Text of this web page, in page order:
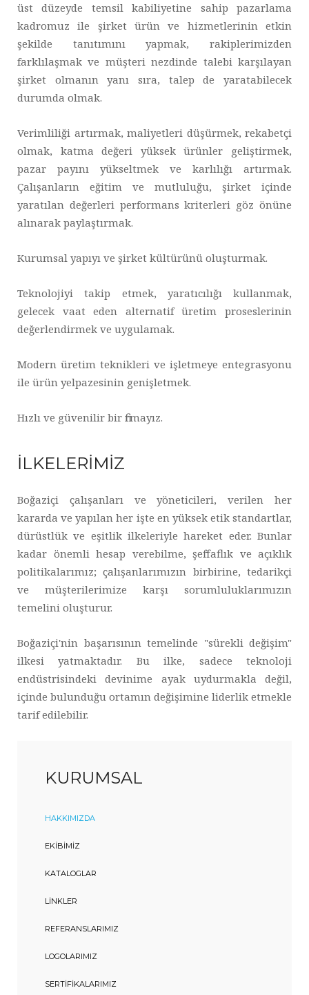
üst düzeyde temsil kabiliyetine sahip pazarlama
kadromuz ile şirket ürün ve hizmetlerinin etkin
şekilde tanıtımını yapmak, rakiplerimizden
farklılaşmak ve müşteri nezdinde talebi karşılayan
şirket olmanın yanı sıra, talep de yaratabilecek
durumda olmak.
Verimliliği artırmak, maliyetleri düşürmek, rekabetçi
olmak, katma değeri yüksek ürünler geliştirmek,
pazar payını yükseltmek ve karlılığı artırmak.
Çalışanların eğitim ve mutluluğu, şirket içinde
yaratılan değerleri performans kriterleri göz önüne
alınarak paylaştırmak.
Kurumsal yapıyı ve şirket kültürünü oluşturmak.
Teknolojiyi takip etmek, yaratıcılığı kullanmak,
gelecek vaat eden alternatif üretim proseslerinin
değerlendirmek ve uygulamak.
Modern üretim teknikleri ve işletmeye entegrasyonu
ile ürün yelpazesinin genişletmek.
Hızlı ve güvenilir bir firmayız.
İLKELERİMİZ
Boğaziçi çalışanları ve yöneticileri, verilen her
kararda ve yapılan her işte en yüksek etik standartlar,
dürüstlük ve eşitlik ilkeleriyle hareket eder. Bunlar
kadar önemli hesap verebilme, şeffaflık ve açıklık
politikalarımız; çalışanlarımızın birbirine, tedarikçi
ve müşterilerimize karşı sorumluluklarımızın
temelini oluşturur.
Boğaziçi'nin başarısının temelinde "sürekli değişim"
ilkesi yatmaktadır. Bu ilke, sadece teknoloji
endüstrisindeki devinime ayak uydurmakla değil,
içinde bulunduğu ortamın değişimine liderlik etmekle
tarif edilebilir.
KURUMSAL
HAKKIMIZDA
EKIBIMIZ
KATALOGLAR
LINKLER
REFERANSLARIMIZ
LOGOLARIMIZ
SERTIFIKALARIMIZ